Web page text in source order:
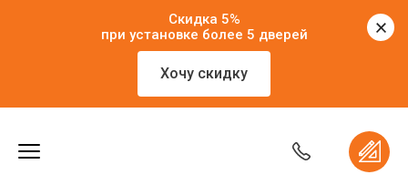
Скидка 5%
при установке более 5 дверей
Хочу скидку